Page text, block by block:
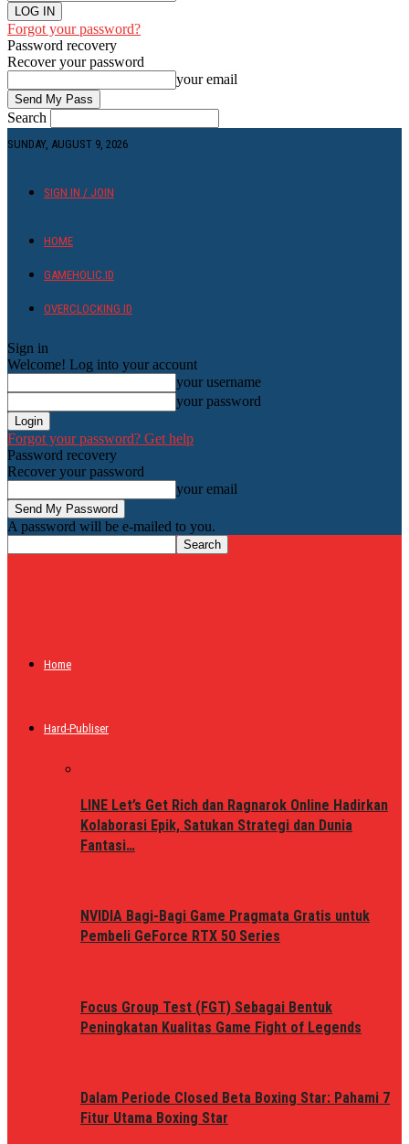
Forgot your password?
Password recovery
Recover your password
your email
Search
SUNDAY, AUGUST 9, 2026
SIGN IN / JOIN
HOME
GAMEHOLIC.ID
OVERCLOCKING ID
Sign in
Welcome! Log into your account
your username
your password
Forgot your password? Get help
Password recovery
Recover your password
your email
A password will be e-mailed to you.
Home
Hard-Publiser
LINE Let’s Get Rich dan Ragnarok Online Hadirkan
Kolaborasi Epik, Satukan Strategi dan Dunia
Fantasi…
NVIDIA Bagi-Bagi Game Pragmata Gratis untuk
Pembeli GeForce RTX 50 Series
Focus Group Test (FGT) Sebagai Bentuk
Peningkatan Kualitas Game Fight of Legends
Dalam Periode Closed Beta Boxing Star: Pahami 7
Fitur Utama Boxing Star